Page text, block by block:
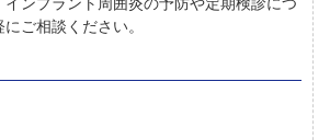
ご相談ください。